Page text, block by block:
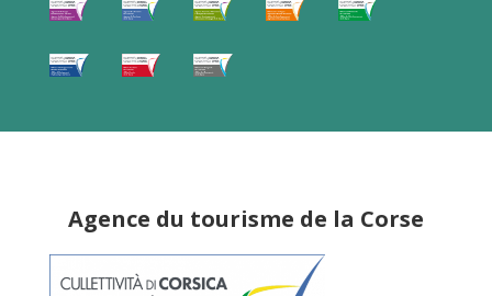
Agence du tourisme de la Corse